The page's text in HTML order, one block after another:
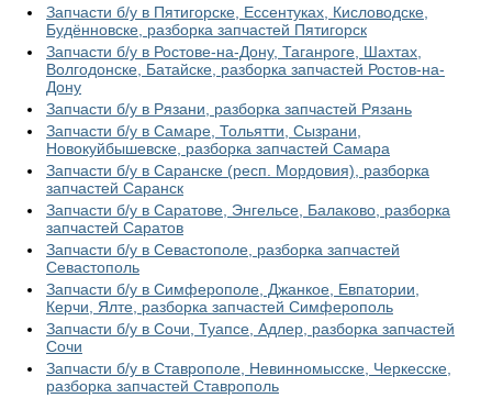
Запчасти б/у в Пятигорске, Ессентуках, Кисловодске,
Будённовске, разборка запчастей Пятигорск
Запчасти б/у в Ростове-на-Дону, Таганроге, Шахтах,
Волгодонске, Батайске, разборка запчастей Ростов-на-
Дону
Запчасти б/у в Рязани, разборка запчастей Рязань
Запчасти б/у в Самаре, Тольятти, Сызрани,
Новокуйбышевске, разборка запчастей Самара
Запчасти б/у в Саранске (респ. Мордовия), разборка
запчастей Саранск
Запчасти б/у в Саратове, Энгельсе, Балаково, разборка
запчастей Саратов
Запчасти б/у в Севастополе, разборка запчастей
Севастополь
Запчасти б/у в Симферополе, Джанкое, Евпатории,
Керчи, Ялте, разборка запчастей Симферополь
Запчасти б/у в Сочи, Туапсе, Адлер, разборка запчастей
Сочи
Запчасти б/у в Ставрополе, Невинномысске, Черкесске,
разборка запчастей Ставрополь